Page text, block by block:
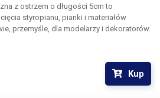
z ostrzem o długości 5cm to
styropianu, pianki i materiałów
przemyśle, dla modelarzy i dekoratorów.
materiał do pożądanych wymiarów,
temperatury 80-550°C dla łatwego
ostrza tnącego w zależności od
doskonałej ergonomii i wysokiej
Kup